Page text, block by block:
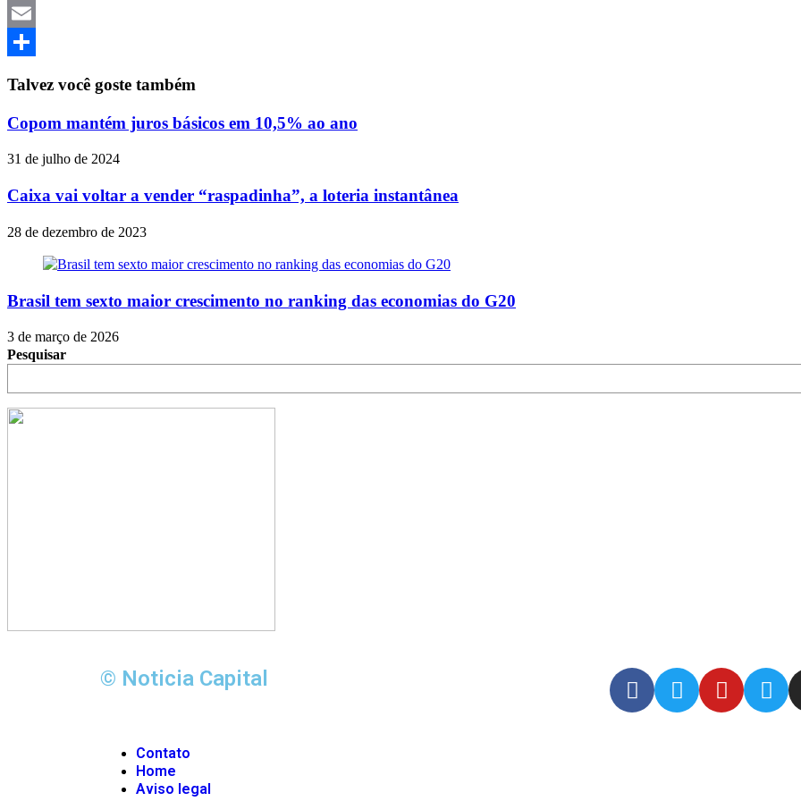
Twitter
Email
Talvez você goste também
Copom mantém juros básicos em 10,5% ao ano
31 de julho de 2024
Caixa vai voltar a vender “raspadinha”, a loteria instantânea
28 de dezembro de 2023
Brasil tem sexto maior crescimento no ranking das economias do G20
3 de março de 2026
Pesquisar
© Noticia Capital
Contato
Home
Aviso legal